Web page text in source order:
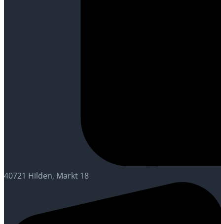
40721 Hilden, Markt 18